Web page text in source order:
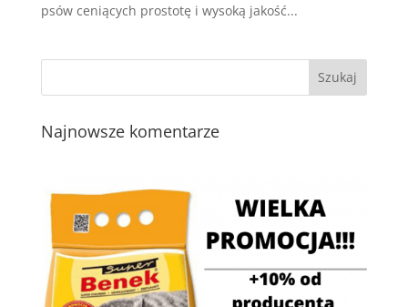
psów ceniących prostotę i wysoką jakość...
Najnowsze komentarze